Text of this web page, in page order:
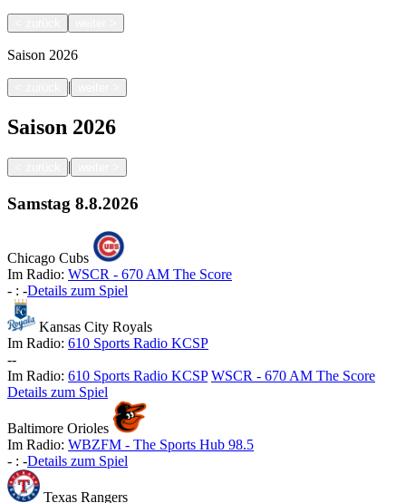
Saison 2026
|
Saison 2026
|
Samstag 8.8.2026
Chicago Cubs
Im Radio: WSCR - 670 AM The Score
- : -Details zum Spiel
Kansas City Royals
Im Radio: 610 Sports Radio KCSP
--
Im Radio: 610 Sports Radio KCSP WSCR - 670 AM The Score
Details zum Spiel
Baltimore Orioles
Im Radio: WBZFM - The Sports Hub 98.5
- : -Details zum Spiel
Texas Rangers